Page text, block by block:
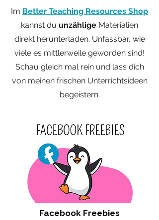
Im Better Teaching Resources Shop
kannst du unzählige Materialien
direkt herunterladen. Unfassbar, wie
viele es mittlerweile geworden sind!
Schau gleich mal rein und lass dich
von meinen frischen Unterrichtsideen
begeistern.
Facebook Freebies